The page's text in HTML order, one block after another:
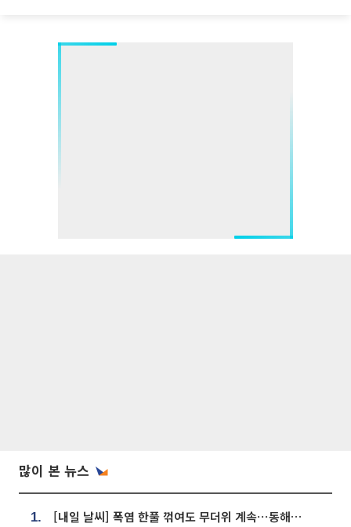
많이 본 뉴스
1. [내일 날씨] 폭염 한풀 꺾여도 무더위 계속⋯동해안 이틀 연속 비